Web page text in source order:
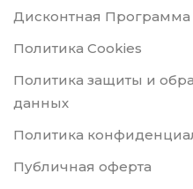
Дисконтная Программа
Политика Cookies
Политика защиты и
данных
Политика
Публичная оферта